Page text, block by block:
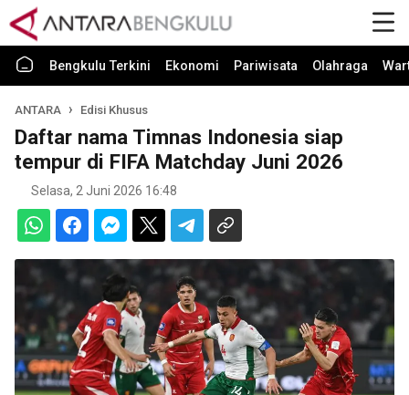
Bengkulu Terkini Ekonomi Pariwisata Olahraga
ANTARA Edisi Khusus
Daftar nama Timnas Indonesia siap
tempur di FIFA Matchday Juni 2026
Selasa, 2 Juni 2026 16:48